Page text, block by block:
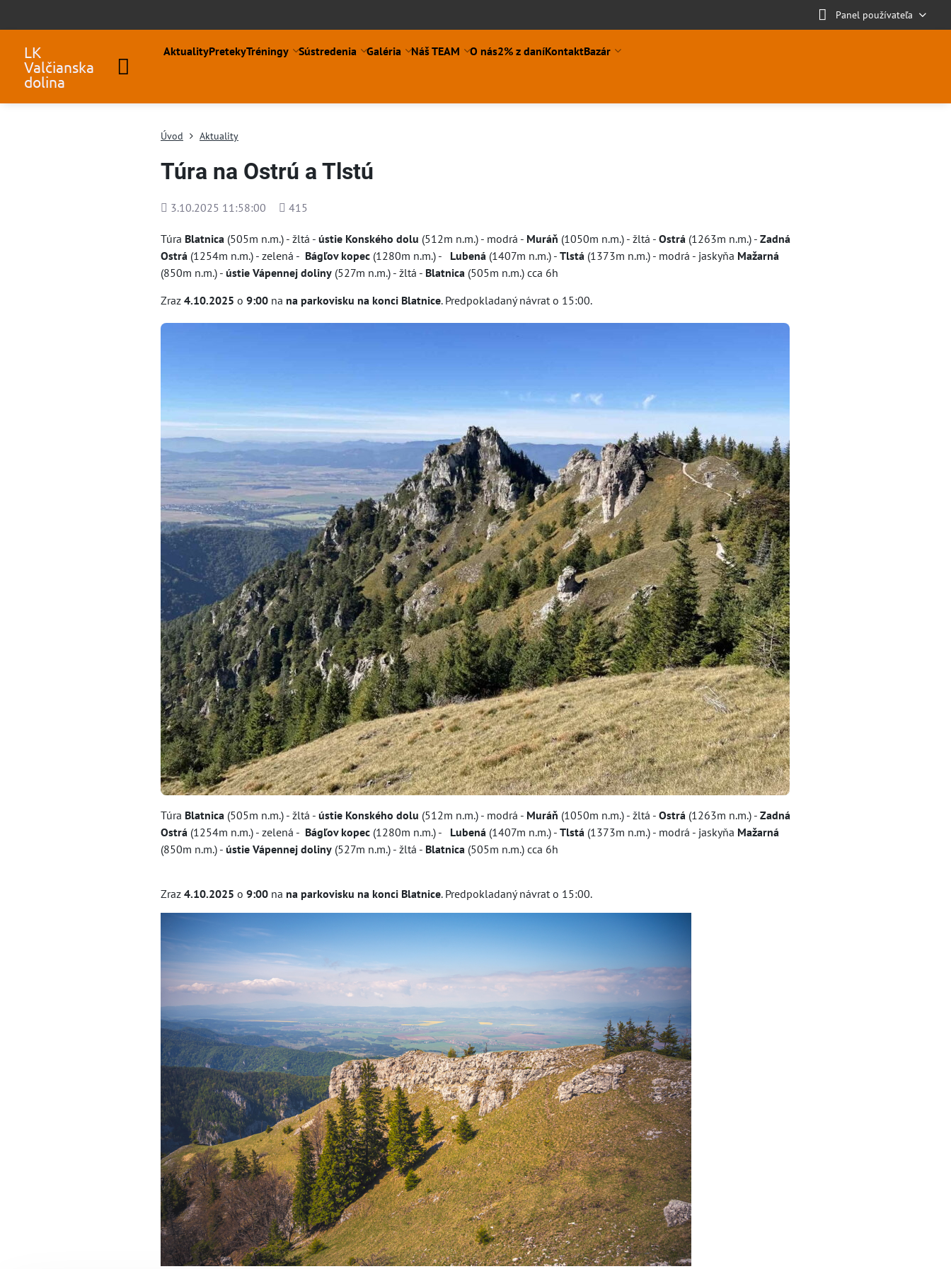
Panel používateľa
LK
Valčianska
dolina
AktualityPretekyTréningy Sústredenia Galéria Náš TEAM O nás2% z daníKontaktBazár
Úvod Aktuality
Túra na Ostrú a Tlstú
Pridané
3.10.2025 11:58:00
Počet
415
Túra Blatnica(505m n.m.) - žltá - ústie Konského dolu (512m n.m.) - modrá - Muráň (1050m n.m.) - žltá - Ostrá(1263m n.m.) - Zadná
Ostrá(1254m n.m.) - zelená - Bágľov kopec(1280m n.m.) - Lubená(1407m n.m.) - Tlstá(1373m n.m.) - modrá - jaskyňa Mažarná
(850m n.m.) - ústie Vápennej doliny(527m n.m.) - žltá - Blatnica(505m n.m.) cca 6h
Zraz 4.10.2025 o 9:00na na parkovisku na konci Blatnice. Predpokladaný návrat o 15:00.
Túra Blatnica(505m n.m.) - žltá - ústie Konského dolu (512m n.m.) - modrá - Muráň (1050m n.m.) - žltá - Ostrá(1263m n.m.) - Zadná
Ostrá(1254m n.m.) - zelená - Bágľov kopec(1280m n.m.) - Lubená(1407m n.m.) - Tlstá(1373m n.m.) - modrá - jaskyňa Mažarná
(850m n.m.) - ústie Vápennej doliny(527m n.m.) - žltá - Blatnica(505m n.m.) cca 6h
Zraz 4.10.2025 o 9:00na na parkovisku na konci Blatnice. Predpokladaný návrat o 15:00.